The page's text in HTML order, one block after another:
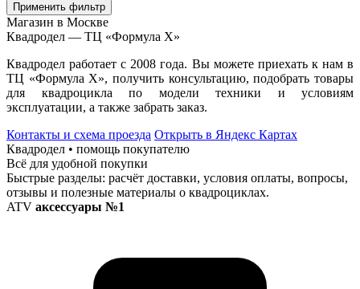
Применить фильтр
Магазин в Москве
Квадродел — ТЦ «Формула Х»
Квадродел работает с 2008 года. Вы можете приехать к нам в
ТЦ «Формула Х», получить консультацию, подобрать товары
для квадроцикла по модели техники и условиям
эксплуатации, а также забрать заказ.
Контакты и схема проезда Открыть в Яндекс Картах
Квадродел • помощь покупателю
Всё для удобной покупки
Быстрые разделы: расчёт доставки, условия оплаты, вопросы,
отзывы и полезные материалы о квадроциклах.
ATV аксессуары №1